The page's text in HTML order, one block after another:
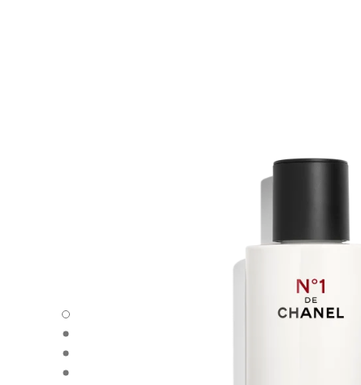
N°1 DE CHANEL 레드 까멜리아 로씨옹 - 기본 보기
N°1 DE CHANEL 레드 까멜리아 로씨옹 - 다른 보기 3
N°1 DE CHANEL 레드 까멜리아 로씨옹 - 다른 보기 1
N°1 DE CHANEL 레드 까멜리아 로씨옹 - 기본 텍스쳐 보기